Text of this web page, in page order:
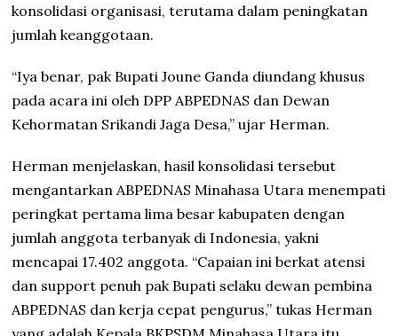
konsolidasi organisasi, terutama dalam peningkatan
jumlah keanggotaan.
“Iya benar, pak Bupati Joune Ganda diundang khusus
pada acara ini oleh DPP ABPEDNAS dan Dewan
Kehormatan Srikandi Jaga Desa,” ujar Herman.
Herman menjelaskan, hasil konsolidasi tersebut
mengantarkan ABPEDNAS Minahasa Utara menempati
peringkat pertama lima besar kabupaten dengan
jumlah anggota terbanyak di Indonesia, yakni
mencapai 17.402 anggota. “Capaian ini berkat atensi
dan support penuh pak Bupati selaku dewan pembina
ABPEDNAS dan kerja cepat pengurus,” tukas Herman